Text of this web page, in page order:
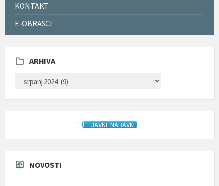
KONTAKT
E-OBRASCI
ARHIVA
JAVNE NABAVKE
NOVOSTI